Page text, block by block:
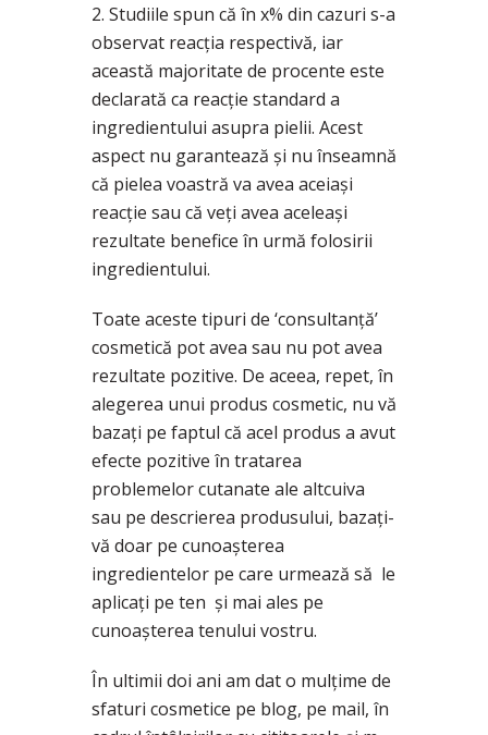
2. Studiile spun că în x% din cazuri s-a
observat reacția respectivă, iar
această majoritate de procente este
declarată ca reacție standard a
ingredientului asupra pielii. Acest
aspect nu garantează și nu înseamnă
că pielea voastră va avea aceiași
reacție sau că veți avea aceleași
rezultate benefice în urmă folosirii
ingredientului.
Toate aceste tipuri de ‘consultanță’
cosmetică pot avea sau nu pot avea
rezultate pozitive. De aceea, repet, în
alegerea unui produs cosmetic, nu vă
bazați pe faptul că acel produs a avut
efecte pozitive în tratarea
problemelor cutanate ale altcuiva
sau pe descrierea produsului, bazați-
vă doar pe cunoașterea
ingredientelor pe care urmează să le
aplicați pe ten și mai ales pe
cunoașterea tenului vostru.
În ultimii doi ani am dat o mulțime de
sfaturi cosmetice pe blog, pe mail, în